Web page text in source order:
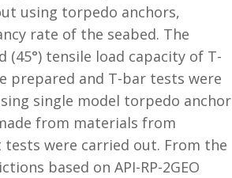
using torpedo anchors,
rate of the seabed. The
tensile load capacity of T-
prepared and T-bar tests were
single model torpedo anchor
from materials from
were carried out. From the
based on API-RP-2GEO